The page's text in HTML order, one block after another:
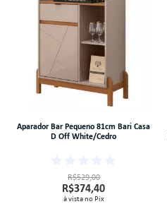
Aparador Bar Pequeno 81cm Bari Casa
D Off White/Cedro
R$529,00
R$374,40
à vista no Pix